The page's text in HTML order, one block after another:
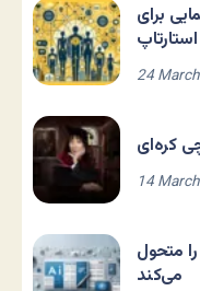
برای
24
کره‌ای
14
متحول
می‌کند